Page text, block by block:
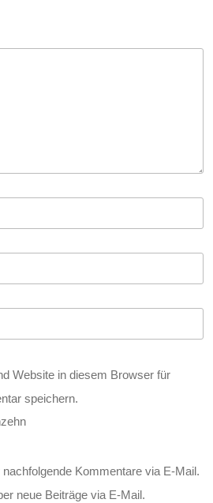
Website in diesem Browser für
speichern.
Kommentare via E-Mail.
neue Beiträge via E-Mail.